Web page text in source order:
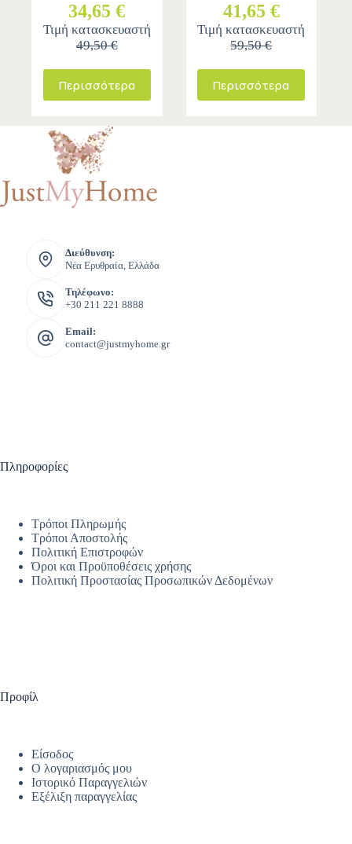
34,65 €
Τιμή κατασκευαστή
49,50 €
Περισσότερα
41,65 €
Τιμή κατασκευαστή
59,50 €
Περισσότερα
Διεύθυνση:
Νέα Ερυθραία, Ελλάδα
Τηλέφωνο:
+30 211 221 8888
Email:
contact@justmyhome.gr
Πληροφορίες
Τρόποι Πληρωμής
Τρόποι Αποστολής
Πολιτική Επιστροφών
Όροι και Προϋποθέσεις χρήσης
Πολιτική Προστασίας Προσωπικών Δεδομένων
Προφίλ
Είσοδος
Ο λογαριασμός μου
Ιστορικό Παραγγελιών
Εξέλιξη παραγγελίας